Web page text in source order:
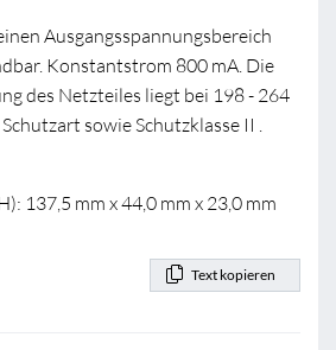
Ausgangsspannungsbereich
Konstantstrom 800 mA. Die
des Netzteiles liegt bei 198 - 264
sowie Schutzklasse II .
137,5 mm x 44,0 mm x 23,0 mm
Text kopieren